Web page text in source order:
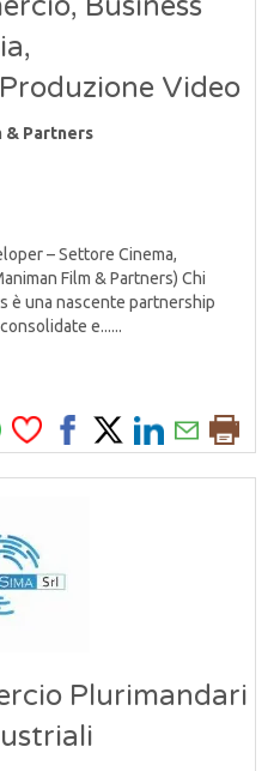
Video
& Partners
– Settore Cinema,
Film & Partners) Chi
è una nascente partnership
e......
Plurimandari